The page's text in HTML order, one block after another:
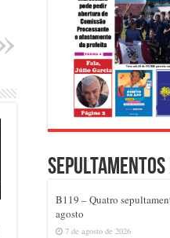
Sepultamentos
B119 – Quatro
agosto
7 de agosto de 2026